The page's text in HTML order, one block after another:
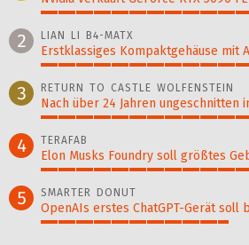
2 LIAN LI B4-MATX
Erstklassiges Kompaktgehäuse mit
3 RETURN TO CASTLE WOLFENSTEIN
Nach über 24 Jahren ungeschnitten
4 TERAFAB
Elon Musks Foundry soll größ­tes
5 SMARTER DONUT
OpenAIs erstes ChatGPT-Gerät soll